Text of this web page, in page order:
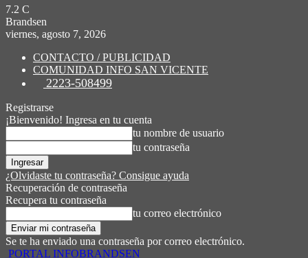
7.2 C
Brandsen
viernes, agosto 7, 2026
CONTACTO / PUBLICIDAD
COMUNIDAD INFO SAN VICENTE
2223-508499
Registrarse
¡Bienvenido! Ingresa en tu cuenta
tu nombre de usuario
tu contraseña
¿Olvidaste tu contraseña? Consigue ayuda
Recuperación de contraseña
Recupera tu contraseña
tu correo electrónico
Se te ha enviado una contraseña por correo electrónico.
PORTAL INFOBRANDSEN